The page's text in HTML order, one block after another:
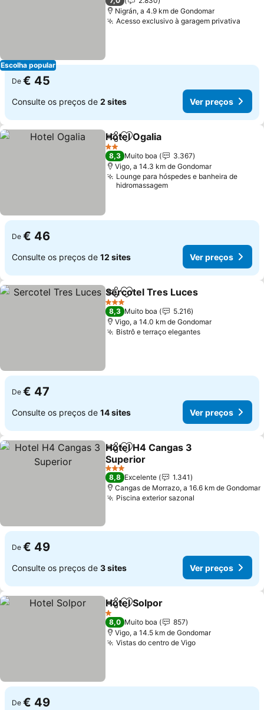
Escolha popular
Nigrán, a 4.9 km de Gondomar
Acesso exclusivo à garagem privativa
De € 45
Consulte os preços de 2 sites Ver preços
PartilharAdicionar aos favoritos
Hotel Ogalia
2 Estrelas
8,3 Muito boa
3.367
Vigo, a 14.3 km de Gondomar
Lounge para hóspedes e banheira de
hidromassagem
De € 46
Consulte os preços de 12 sites Ver preços
PartilharAdicionar aos favoritos
Sercotel Tres Luces
3 Estrelas
8,3 Muito boa
5.216
Vigo, a 14.0 km de Gondomar
Bistrô e terraço elegantesVer preços
De € 47
Consulte os preços de 14 sites Ver preços
PartilharAdicionar aos favoritos
Hotel H4 Cangas 3
Superior
Ver preços
3 Estrelas
8,8 Excelente
1.341
Cangas de Morrazo, a 16.6 km de Gondomar
Piscina exterior sazonal
De € 49
Consulte os preços de 3 sites Ver preços
PartilharAdicionar aos favoritos
Hotel Solpor
1 Estrelas
8,0 Muito boa
857
Vigo, a 14.5 km de Gondomar
Vistas do centro de VigoVer preços
De € 49